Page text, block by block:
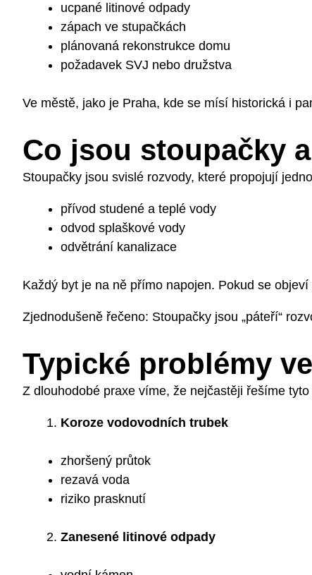
ucpané litinové odpady
zápach ve stupačkách
plánovaná rekonstrukce domu
požadavek SVJ nebo družstva
Ve městě, jako je Praha, kde se mísí historická i
Co jsou stoupačky
Stoupačky jsou svislé rozvody, které propojují
přívod studené a teplé vody
odvod splaškové vody
odvětrání kanalizace
Každý byt je na ně přímo napojen. Pokud se
Zjednodušeně řečeno: Stoupačky jsou „páteří“
Typické problémy
Z dlouhodobé praxe víme, že nejčastěji řešíme
Koroze vodovodních trubek
zhoršený průtok
rezavá voda
riziko prasknutí
Zanesené litinové odpady